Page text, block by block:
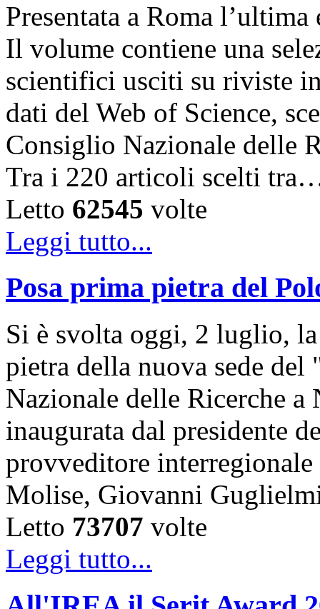
Presentata a Roma
Il volume contiene una
scientifici usciti su riviste
dati del Web of Science,
Consiglio Nazionale delle
Tra i 220 articoli scelti
Letto 62545 volte
Leggi tutto...
Posa prima pietra del
Si è svolta oggi, 2 luglio,
pietra della nuova sede
Nazionale delle Ricerche
inaugurata dal presidente
provveditore
Molise, Giovanni
Letto 73707 volte
Leggi tutto...